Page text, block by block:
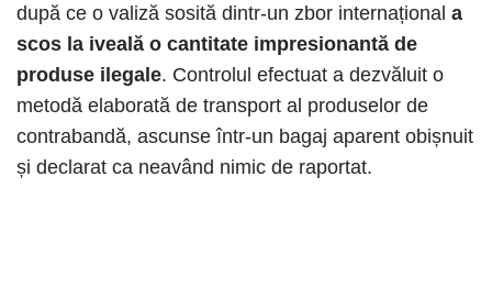
după ce o valiză sosită dintr-un zbor internațional a
scos la iveală o cantitate impresionantă de
produse ilegale. Controlul efectuat a dezvăluit o
metodă elaborată de transport al produselor de
contrabandă, ascunse într-un bagaj aparent obișnuit
și declarat ca neavând nimic de raportat.